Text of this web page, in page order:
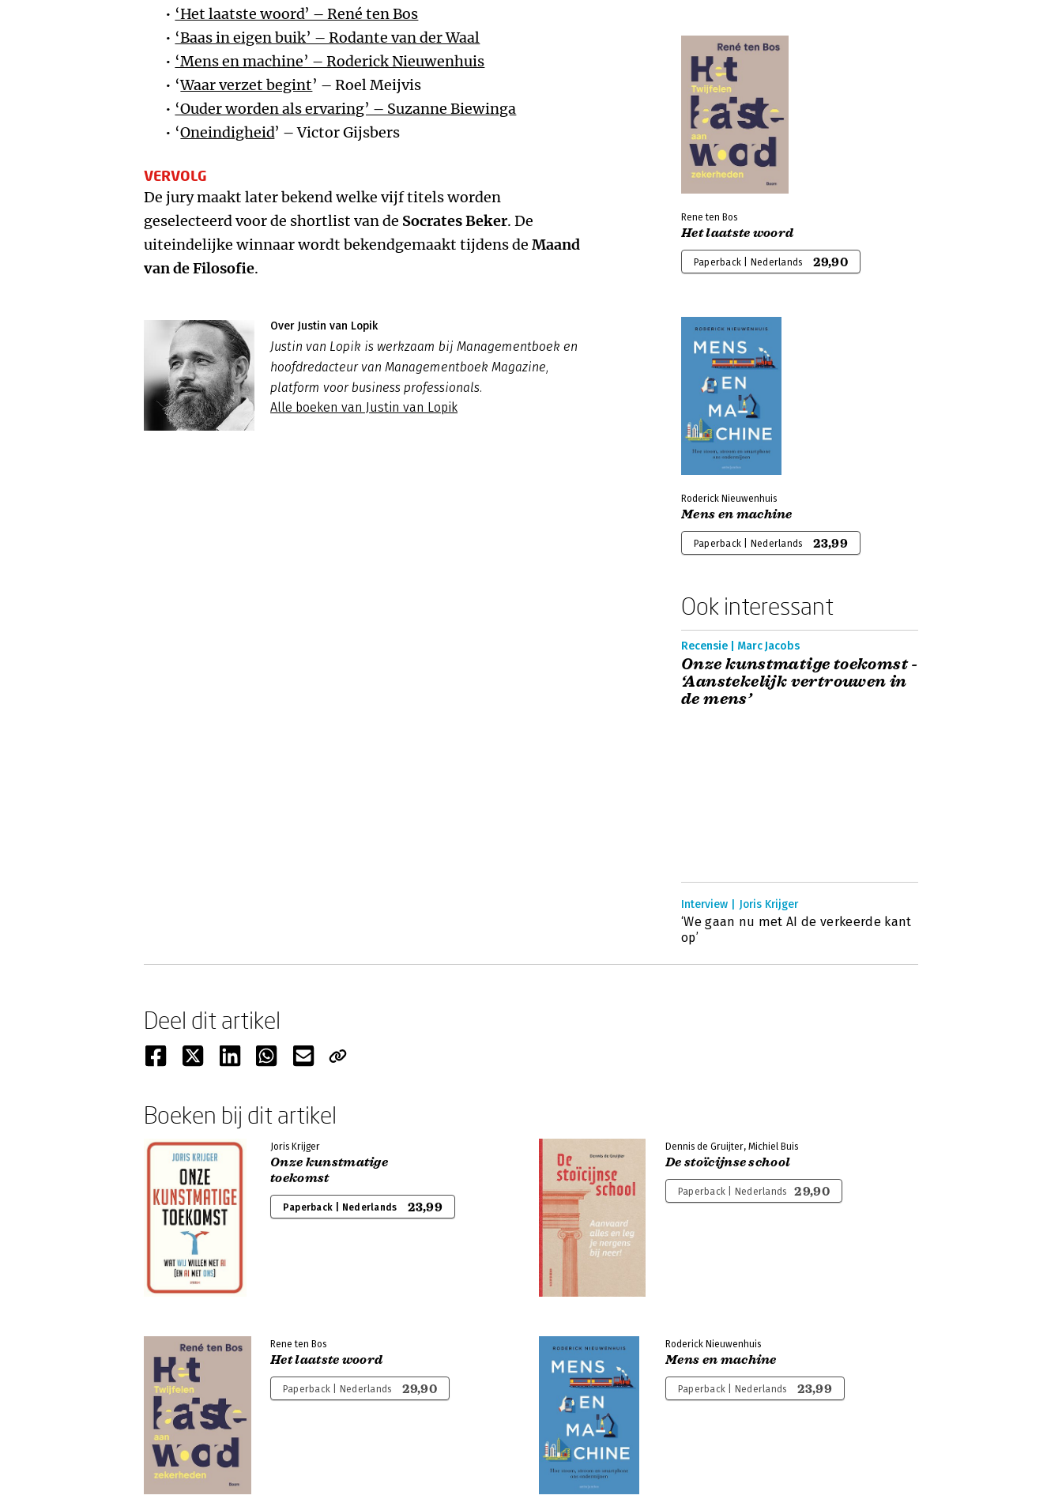
‘Het laatste woord’ – René ten Bos
‘Baas in eigen buik’ – Rodante van der Waal
‘Mens en machine’ – Roderick Nieuwenhuis
‘Waar verzet begint’ – Roel Meijvis
‘Ouder worden als ervaring’ – Suzanne Biewinga
‘Oneindigheid’ – Victor Gijsbers
VERVOLG
De jury maakt later bekend welke vijf titels worden
geselecteerd voor de shortlist van de Socrates Beker. De
uiteindelijke winnaar wordt bekendgemaakt tijdens de Maand
van de Filosofie.
Over Justin van Lopik
Justin van Lopik is werkzaam bij Managementboek en
hoofdredacteur van Managementboek Magazine,
platform voor business professionals.
Alle boeken van Justin van Lopik
Rene ten Bos
Het laatste woord
Paperback | Nederlands 29,90
Roderick Nieuwenhuis
Mens en machine
Paperback | Nederlands 23,99
Ook interessant
Recensie | Marc Jacobs
Onze kunstmatige toekomst -
‘Aanstekelijk vertrouwen in
de mens’
Interview | Joris Krijger
‘We gaan nu met AI de verkeerde kant
op’
Deel dit artikel
Boeken bij dit artikel
Joris Krijger
Onze kunstmatige
toekomst
Paperback | Nederlands 23,99
Dennis de Gruijter, Michiel Buis
De stoïcijnse school
Paperback | Nederlands 29,90
Rene ten Bos
Het laatste woord
Paperback | Nederlands 29,90
Roderick Nieuwenhuis
Mens en machine
Paperback | Nederlands 23,99